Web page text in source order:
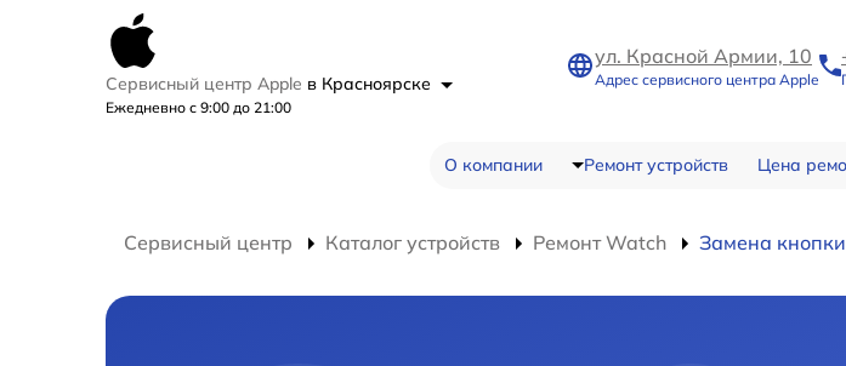
Сервисный центр Apple в Красноярске
Ежедневно с 9:00 до 21:00
ул. Красной Армии, 10
Адрес сервисного центра Apple
О компании Ремонт устройств Цена
Сервисный центр Каталог устройств Ремонт Watch Замена